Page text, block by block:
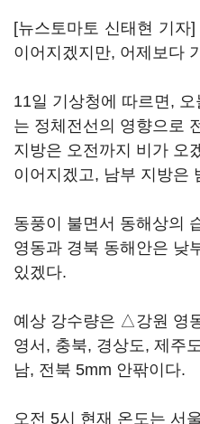
[뉴스토마토 신태현 기자
이어지겠지만, 어제보다
11일 기상청에 따르면,
는 정체전선의 영향으로
지방은 오전까지 비가 오
이어지겠고, 남부 지방은
동풍이 불면서 동해상의
영동과 경북 동해안은 낮
있겠다.
예상 강수량은 △강원 영
영서, 충북, 경상도, 제주
남, 전북 5mm 안팎이다.
오전 5시 현재 온도는 서